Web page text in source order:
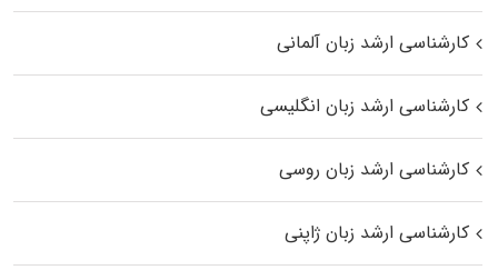
کارشناسی ارشد زبان آلمانی
کارشناسی ارشد زبان انگلیسی
کارشناسی ارشد زبان روسی
کارشناسی ارشد زبان ژاپنی